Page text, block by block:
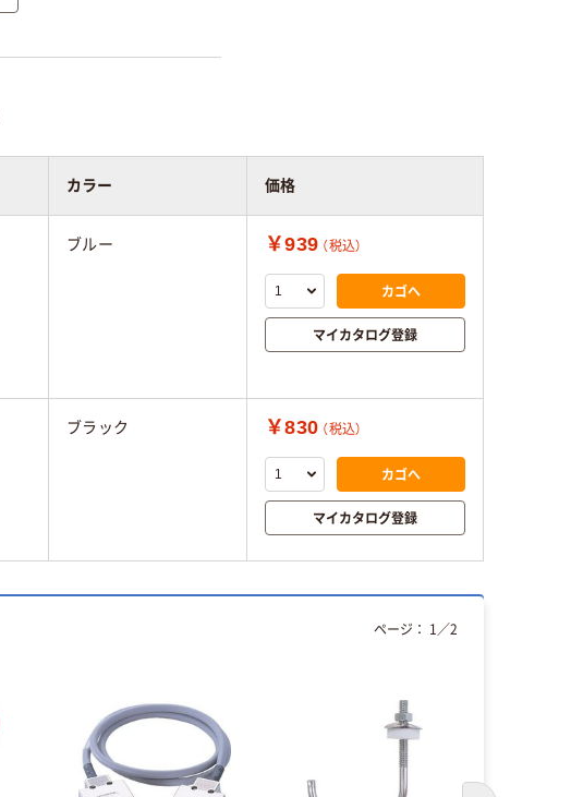
カラー 価格
ブルー ￥939 （税込）
カゴへ
マイカタログ登録
ブラック ￥830 （税込）
カゴへ
マイカタログ登録
ページ： 1 ／2